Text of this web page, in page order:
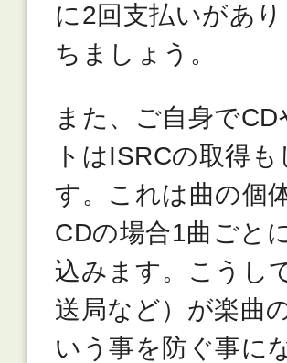
に2回支払いがあ
ちましょう。
また、ご自身で
トはISRCの取得
す。これは曲の個
CDの場合1曲ごと
込みます。こうし
送局など）が楽曲
いう事を防ぐ事に